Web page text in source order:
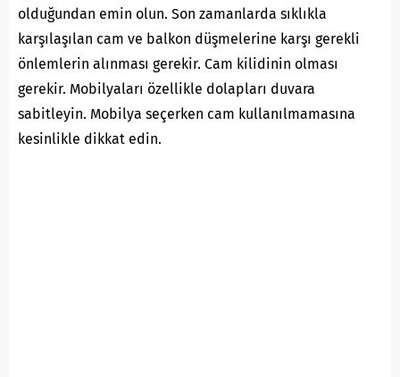
olduğundan emin olun. Son zamanlarda sıklıkla
karşılaşılan cam ve balkon düşmelerine karşı gerekli
önlemlerin alınması gerekir. Cam kilidinin olması
gerekir. Mobilyaları özellikle dolapları duvara
sabitleyin. Mobilya seçerken cam kullanılmamasına
kesinlikle dikkat edin.